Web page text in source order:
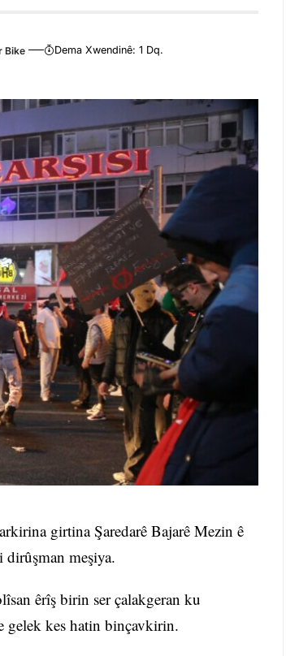
Dema Xwendinê: 1 Dq.
girtina Şaredarê Bajarê Mezin ê
meşiya.
êrîş birin ser çalakgeran ku
gelek kes hatin binçavkirin.